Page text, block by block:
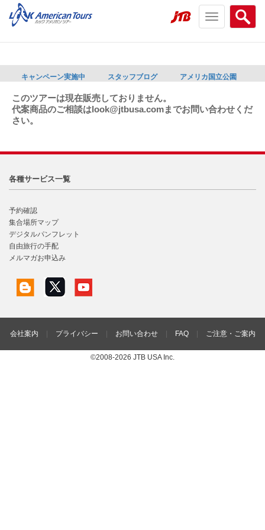
Search
menu
Toggle
navigation
キャンペーン実施中 スタッフブログ アメリカ国立公園
このツアーは現在販売しておりません。
代案商品のご相談はlook@jtbusa.comまでお問い合わせくだ
さい。
各種サービス一覧
予約確認
集合場所マップ
デジタルパンフレット
自由旅行の手配
メルマガお申込み
会社案内 プライバシー お問い合わせ FAQ ご注意・ご案内
©2008-2026 JTB USA Inc.